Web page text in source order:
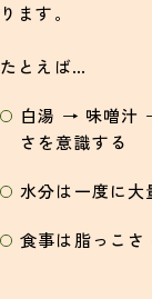
ります。
たとえば…
白湯 → 味噌汁
さを意識する
水分は一度に大
食事は脂っこさ